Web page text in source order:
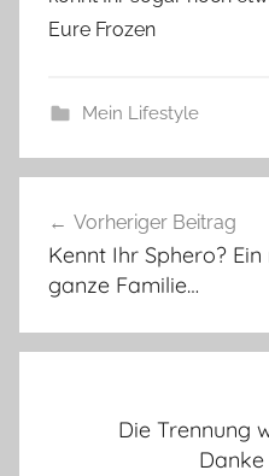
Eure Frozen
Mein Lifestyle
Vorheriger Beitrag
Kennt Ihr Sphero?
ganze Familie…
Die Trennung